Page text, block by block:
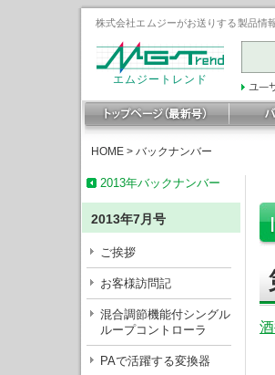
株式会社エムジーがお送りする製品情
エムジートレンド
HOME > バックナンバー
2013年バックナンバー
2013年7月号
ご挨拶
お客様訪問記
混合調節機能付シングル
ループコントローラ
PAで活躍する変換器